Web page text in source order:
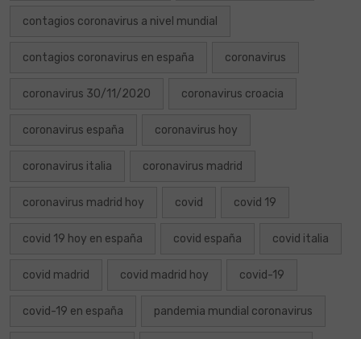
contagios coronavirus a nivel mundial
contagios coronavirus en españa coronavirus
coronavirus 30/11/2020 coronavirus croacia
coronavirus españa coronavirus hoy
coronavirus italia coronavirus madrid
coronavirus madrid hoy covid covid 19
covid 19 hoy en españa covid españa covid italia
covid madrid covid madrid hoy covid-19
covid-19 en españa pandemia mundial coronavirus